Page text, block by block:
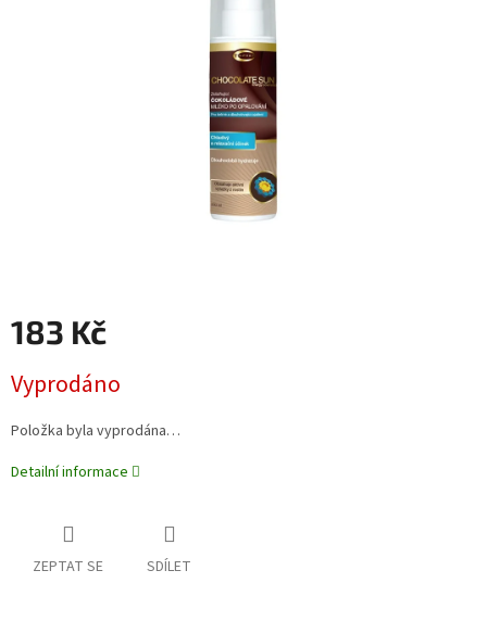
183 Kč
cena:
Vyprodáno
Položka byla vyprodána…
Detailní informace
ZEPTAT SE SDÍLET